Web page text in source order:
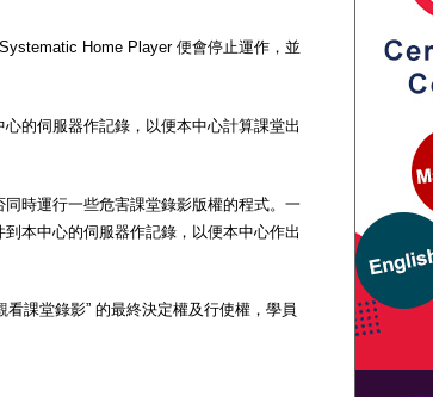
Home Player 便會停止運作，並
的伺服器作記錄，以便本中心計算課堂出
時運行一些危害課堂錄影版權的程式。一
本中心的伺服器作記錄，以便本中心作出
課堂錄影” 的最終決定權及行使權，學員